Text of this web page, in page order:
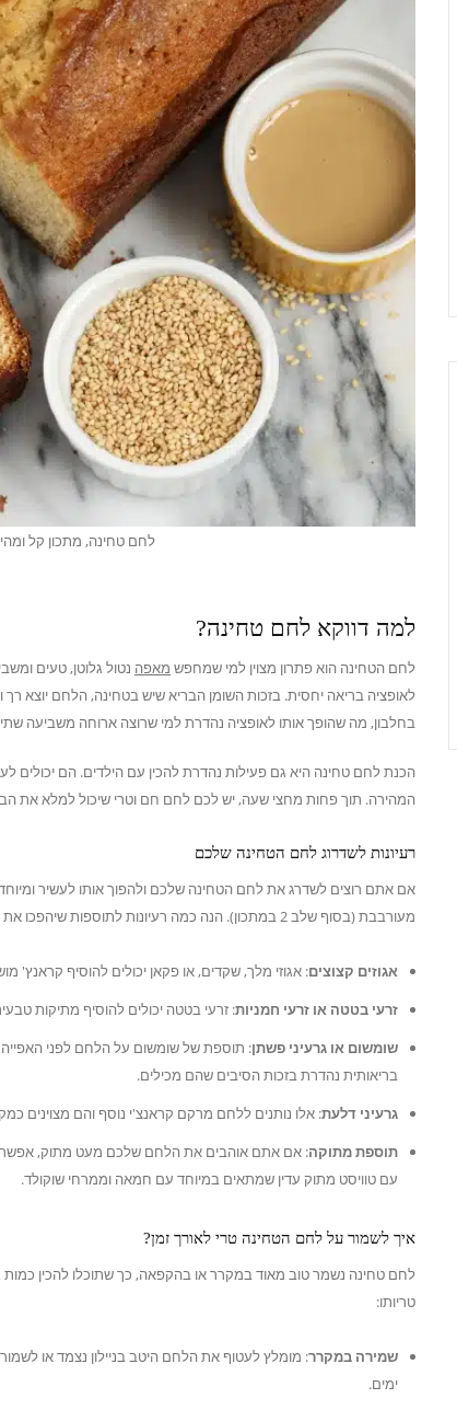
לחם טחינה, מתכון קל
למה דווקא לחם טחינה?
לחם הטחינה הוא פתרון מצוין למי שמחפש מאפה נטול גלוטן, טעים
לאופציה בריאה יחסית. בזכות השומן הבריא שיש בטחינה, הלחם יוצא
בחלבון, מה שהופך אותו לאופציה נהדרת למי שרוצה ארוחה משביעה
הכנת לחם טחינה היא גם פעילות נהדרת להכין עם הילדים. הם יכולים
המהירה. תוך פחות מחצי שעה, יש לכם לחם חם וטרי שיכול למלא את
רעיונות לשדרוג לחם הטחינה שלכם
אם אתם רוצים לשדרג את לחם הטחינה שלכם ולהפוך אותו לעשיר
מעורבבת (בסוף שלב 2 במתכון). הנה כמה רעיונות לתוספות שיהפכו את הלחם שלכם לעוד יותר מיוחד:
אגוזים קצוצים: אגוזי מלך, שקדים, או פקאן יכולים להוסיף קראנץ'
זרעי בטטה או זרעי חמניות: זרעי בטטה יכולים להוסיף מתיקות
שומשום או גרעיני פשתן: תוספת של שומשום על הלחם לפני האפייה
בריאותית נהדרת בזכות הסיבים שהם מכילים.
גרעיני דלעת: אלו נותנים ללחם מרקם קראנצ'י נוסף והם מצוינים
תוספת מתוקה: אם אתם אוהבים את הלחם שלכם מעט מתוק, אפשר
עם טוויסט מתוק עדין שמתאים במיוחד עם חמאה וממרחי שוקולד.
איך לשמור על לחם הטחינה טרי לאורך זמן?
לחם טחינה נשמר טוב מאוד במקרר או בהקפאה, כך שתוכלו להכין
טריותו:
שמירה במקרר
ימים.